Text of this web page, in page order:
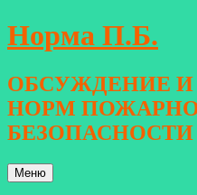
Перейти
к
Норма П.Б.
ОБСУЖДЕНИЕ И
НОРМ
БЕЗОПАСНОСТИ
Меню